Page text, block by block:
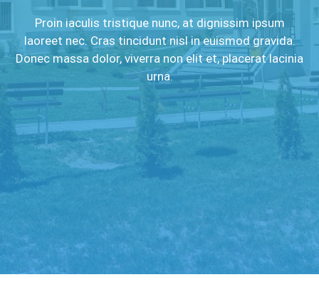
Proin iaculis tristique nunc, at dignissim ipsum
laoreet nec. Cras tincidunt nisl in euismod gravida.
Donec massa dolor, viverra non elit et, placerat lacinia
urna.